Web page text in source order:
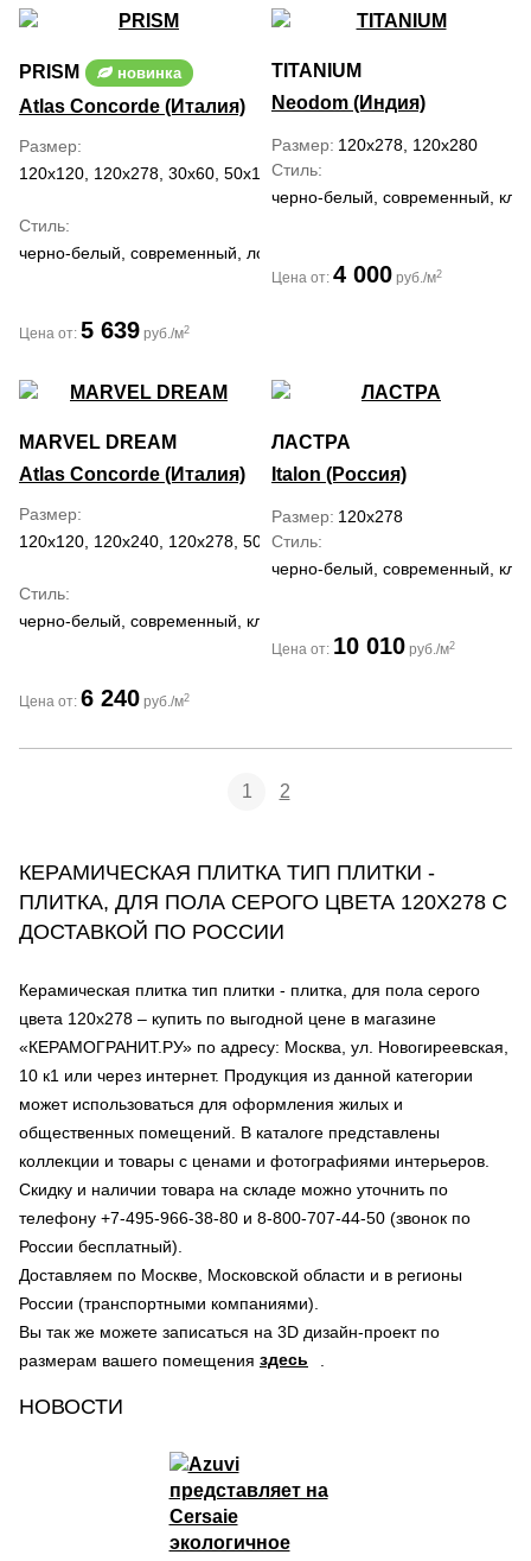
PRISM новинка
Atlas Concorde (Италия)
Размер
120x120, 120x278, 30x60, 50x120, 60x120, 60x60
Стиль
черно-белый, современный, лофт, средиземноморский
Цена от: 5 639 руб./м2
TITANIUM
Neodom (Индия)
Размер 120x278, 120x280
Стиль
черно-белый, современный,
Цена от: 4 000 руб./м2
MARVEL DREAM
Atlas Concorde (Италия)
Размер
120x120, 120x240, 120x278, 50x120, 60x120, 60x60, 75x150,
Стиль
черно-белый, современный, классический, модерн
Цена от: 6 240 руб./м2
ЛАСТРА
Italon (Россия)
Размер 120x278
Стиль
черно-белый, современный,
Цена от: 10 010 руб./м2
1 2
КЕРАМИЧЕСКАЯ ПЛИТКА ТИП ПЛИТКИ -
ПЛИТКА, ДЛЯ ПОЛА СЕРОГО ЦВЕТА 120Х278 С
ДОСТАВКОЙ ПО РОССИИ
Керамическая плитка тип плитки - плитка, для пола серого
цвета 120х278 – купить по выгодной цене в магазине
«КЕРАМОГРАНИТ.РУ» по адресу: Москва, ул. Новогиреевская,
10 к1 или через интернет. Продукция из данной категории
может использоваться для оформления жилых и
общественных помещений. В каталоге представлены
коллекции и товары с ценами и фотографиями интерьеров.
Скидку и наличии товара на складе можно уточнить по
телефону +7-495-966-38-80 и 8-800-707-44-50 (звонок по
России бесплатный).
Доставляем по Москве, Московской области и в регионы
России (транспортными компаниями).
Вы так же можете записаться на 3D дизайн-проект по
размерам вашего помещения здесь
НОВОСТИ